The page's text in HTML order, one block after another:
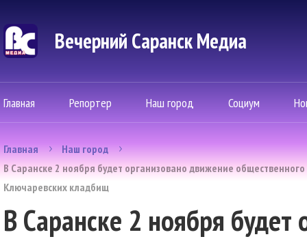
Вечерний Саранск Mедиа
Главная Репортер Наш город Социум
Главная
Наш город
В Саранске 2 ноября будет организовано движение
Ключаревских кладбищ
В Саранске 2 ноября будет